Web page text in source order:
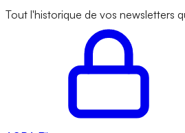
Tout l'historique de vos newsletters